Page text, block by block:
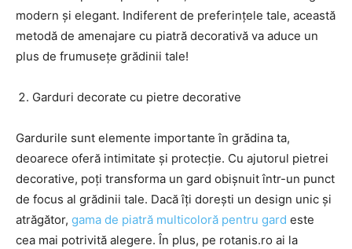
modern și elegant. Indiferent de preferințele tale, această
metodă de amenajare cu piatră decorativă va aduce un
plus de frumusețe grădinii tale!
Garduri decorate cu pietre decorative
Gardurile sunt elemente importante în grădina ta,
deoarece oferă intimitate și protecție. Cu ajutorul pietrei
decorative, poți transforma un gard obișnuit într-un punct
de focus al grădinii tale. Dacă îți dorești un design unic și
atrăgător, gama de piatră multicoloră pentru gard este
cea mai potrivită alegere. În plus, pe rotanis.ro ai la